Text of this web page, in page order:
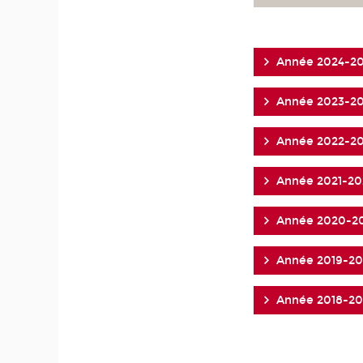
Année 2024-
Année 2023-
Année 2022-
Année 2021-
Année 2020-
Année 2019-
Année 2018-